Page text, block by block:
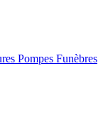
Pompes Funèbres